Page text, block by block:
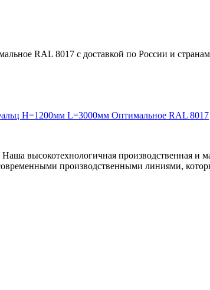
RAL 8017 с доставкой по России и
H=1200мм L=3000мм Оптимальное RAL 8017
высокотехнологичная производственная и
производственными линиями,